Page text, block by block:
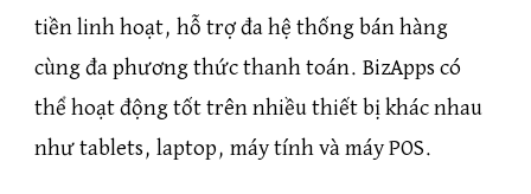
tiền linh hoạt, hỗ trợ đa hệ thống bán hàng
cùng đa phương thức thanh toán. BizApps có
thể hoạt động tốt trên nhiều thiết bị khác nhau
như tablets, laptop, máy tính và máy POS.